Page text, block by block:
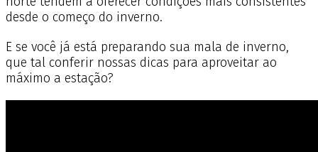
desde o começo do inverno.
E se você já está preparando sua mala de inverno,
que tal conferir nossas dicas para aproveitar ao
máximo a estação?